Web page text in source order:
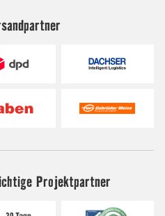
Projektpartner